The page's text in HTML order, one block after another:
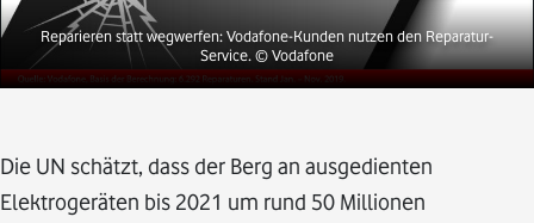
Reparieren statt wegwerfen: Vodafone-Kunden nutzen den Reparatur-
Service. © Vodafone
Die UN schätzt, dass der Berg an ausgedienten
Elektrogeräten bis 2021 um rund 50 Millionen